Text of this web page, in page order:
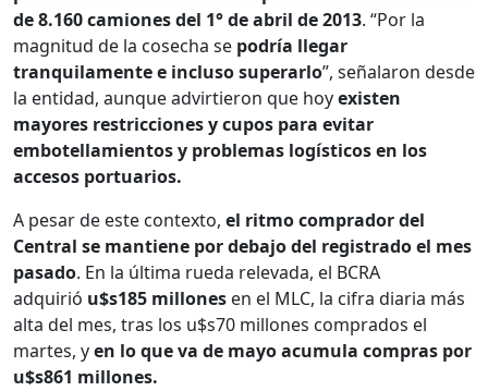
de 8.160 camiones del 1° de abril de 2013. “Por la
magnitud de la cosecha se podría llegar
tranquilamente e incluso superarlo”, señalaron desde
la entidad, aunque advirtieron que hoyexisten
mayores restricciones y cupos para evitar
embotellamientos y problemas logísticos en los
accesos portuarios.
A pesar de este contexto, el ritmo comprador del
Central se mantiene por debajo del registrado el mes
pasado. En la última rueda relevada, el BCRA
adquirió u$s185 millones en el MLC, la cifra diaria más
alta del mes, tras los u$s70 millones comprados el
martes, yen lo que va de mayo acumula compras por
u$s861 millones.